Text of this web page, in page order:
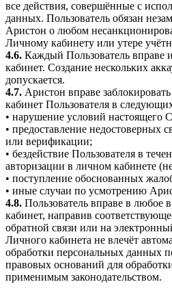
все действия, совершённые с
данных. Пользователь обязан
Аристон о любом
Личному кабинету или утере
4.6. Каждый Пользователь вправе
кабинет. Создание нескольких
допускается.
4.7. Аристон вправе
кабинет Пользователя в
• нарушение условий настоящего
• предоставление недостоверных
или верификации;
• бездействие Пользователя в
авторизации в личном кабинете
• поступление обоснованных
• иные случаи по усмотрению
4.8. Пользователь вправе в любое
кабинет, направив
обратной связи или на
Личного кабинета не влечёт
обработки персональных данных
правовых оснований для
применимым законодательством.